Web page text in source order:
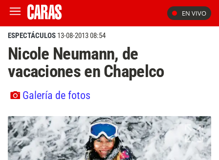
EN VIVO
ESPECTÁCULOS 13-08-2013 08:54
Nicole Neumann, de
vacaciones en Chapelco
Galería de fotos